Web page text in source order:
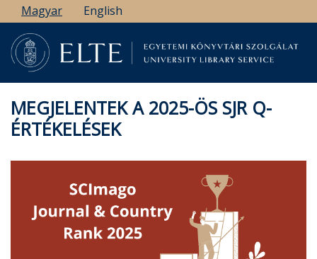
Ugrás
a
tartalomra
Magyar English
MEGJELENTEK A 2025-ÖS SJR Q-
ÉRTÉKELÉSEK